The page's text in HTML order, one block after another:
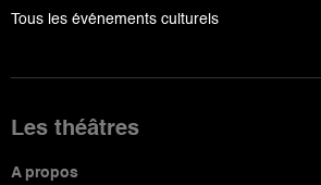
Tous les événements culturels
Les théâtres
A propos